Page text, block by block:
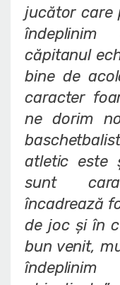
jucător care
căpitanul
bine de
caracter
ne dorim
atletic este
sunt
încadrează
de joc și în
bun venit,